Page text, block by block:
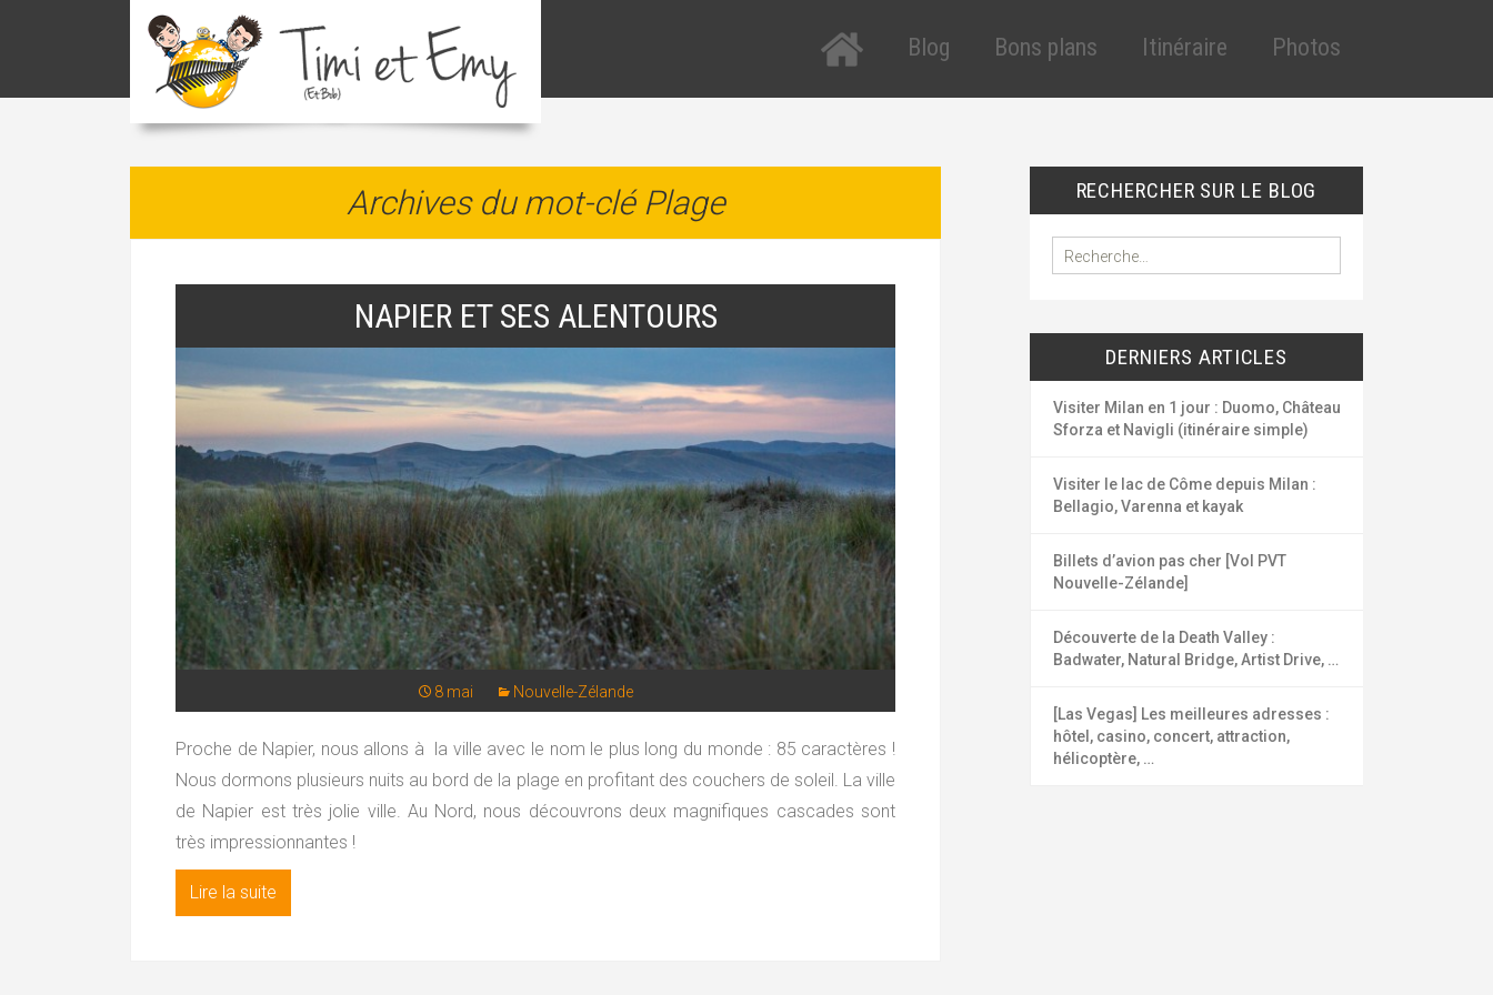
Blog
Etats-Unis
Italie
Bons plans
Réduction assurance
Toutes les réductions
Hygiène et santé
Itinéraire Photos
Archives du mot-clé Plage
NAPIER ET SES ALENTOURS
8 mai Nouvelle-Zélande
Proche de Napier, nous allons à la ville avec le nom le plus long du monde : 85 caractères !
Nous dormons plusieurs nuits au bord de la plage en profitant des couchers de soleil. La ville
de Napier est très jolie ville. Au Nord, nous découvrons deux magnifiques cascades sont
très impressionnantes !
Lire la suite
RECHERCHER SUR LE BLOG
e
e
c
h
e
:
DERNIERS ARTICLES
Visiter Milan en 1 jour : Duomo, Château
Sforza et Navigli (itinéraire simple)
Visiter le lac de Côme depuis Milan :
Bellagio, Varenna et kayak
Billets d’avion pas cher [Vol PVT
Nouvelle-Zélande]
Découverte de la Death Valley :
Badwater, Natural Bridge, Artist Drive, …
[Las Vegas] Les meilleures adresses :
hôtel, casino, concert, attraction,
hélicoptère, …